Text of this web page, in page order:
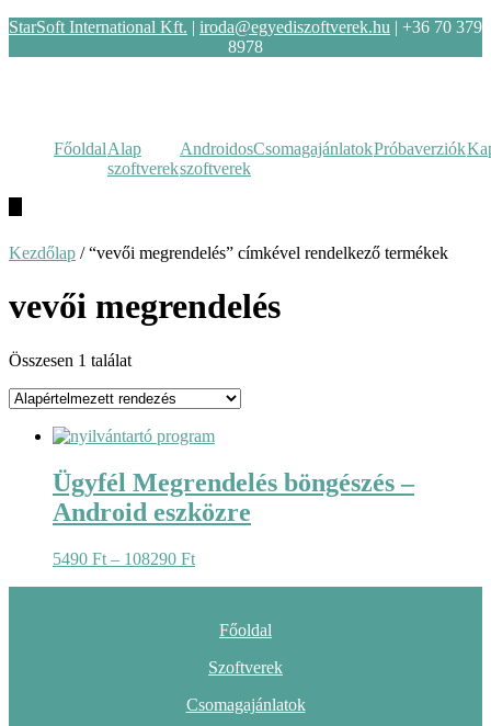
StarSoft International Kft. | iroda@egyediszoftverek.hu | +36 70 379
8978
FőoldalAlap
szoftverek
Androidos
szoftverek
CsomagajánlatokPróbaverziók
Kezdőlap / “vevői megrendelés” címkével rendelkező termékek
vevői megrendelés
Összesen 1 találat
Ügyfél Megrendelés böngészés –
Android eszközre
5490 Ft – 108290 FtÁrtartomány:
Főoldal
Szoftverek
Csomagajánlatok